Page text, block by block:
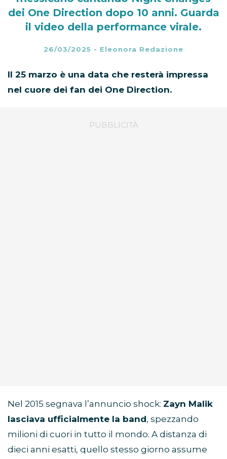
dei One Direction dopo 10 anni. Guarda
il video della performance virale.
26/03/2025 - Eleonora Redazione
Il 25 marzo è una data che resterà impressa
nel cuore dei fan dei One Direction.
Nel 2015 segnava l’annuncio shock: Zayn Malik
lasciava ufficialmente la band, spezzando
milioni di cuori in tutto il mondo. A distanza di
dieci anni esatti, quello stesso giorno assume